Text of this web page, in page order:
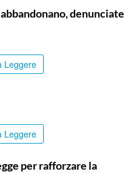
denunciate
Leggere
Leggere
per rafforzare la